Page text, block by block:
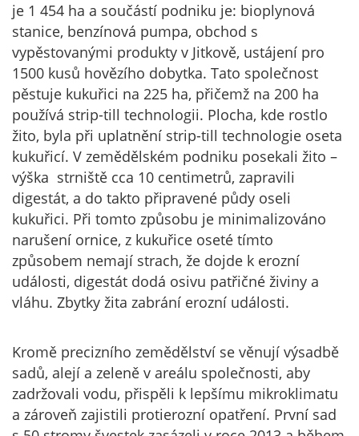
je 1 454 ha a součástí podniku je: bioplynová
stanice, benzínová pumpa, obchod s
vypěstovanými produkty v Jitkově, ustájení pro
1500 kusů hovězího dobytka. Tato společnost
pěstuje kukuřici na 225 ha, přičemž na 200 ha
používá strip-till technologii. Plocha, kde rostlo
žito, byla při uplatnění strip-till technologie oseta
kukuřicí. V zemědělském podniku posekali žito –
výška strniště cca 10 centimetrů, zapravili
digestát, a do takto připravené půdy oseli
kukuřici. Při tomto způsobu je minimalizováno
narušení ornice, z kukuřice oseté tímto
způsobem nemají strach, že dojde k erozní
události, digestát dodá osivu patřičné živiny a
vláhu. Zbytky žita zabrání erozní události.
Kromě precizního zemědělství se věnují výsadbě
sadů, alejí a zeleně v areálu společnosti, aby
zadržovali vodu, přispěli k lepšímu mikroklimatu
a zároveň zajistili protierozní opatření. První sad